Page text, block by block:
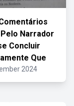
Narrador
Concluir
Que
2024